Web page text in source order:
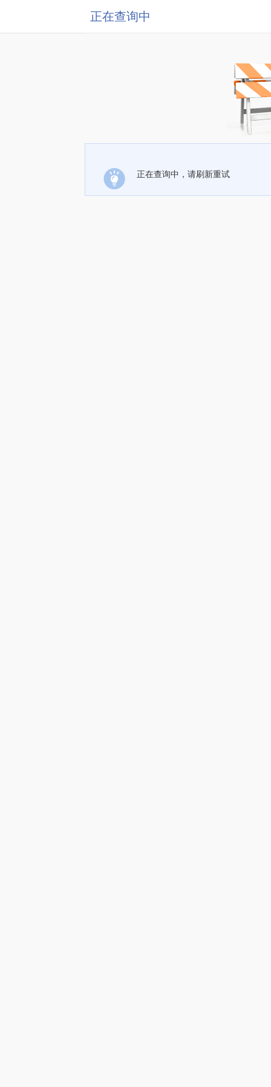
正在查询中
正在查询中，请刷新重试